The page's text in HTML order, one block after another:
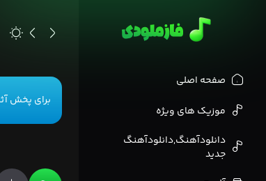
صفحه اصلی
موزیک های ویژه
دانلودآهنگ,دانلودآهنگ
جدید
برای پخش